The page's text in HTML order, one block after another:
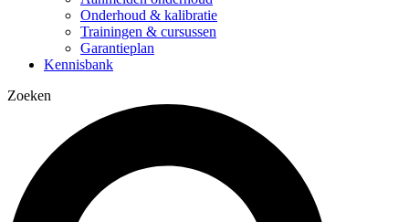
Onderhoud & kalibratie
Trainingen & cursussen
Garantieplan
Kennisbank
Zoeken